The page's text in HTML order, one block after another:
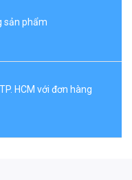
sản phẩm
HCM với đơn hàng